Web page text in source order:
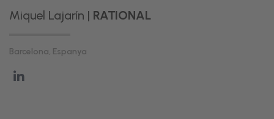
Miquel Lajarín | RATIONAL
Barcelona, Espanya